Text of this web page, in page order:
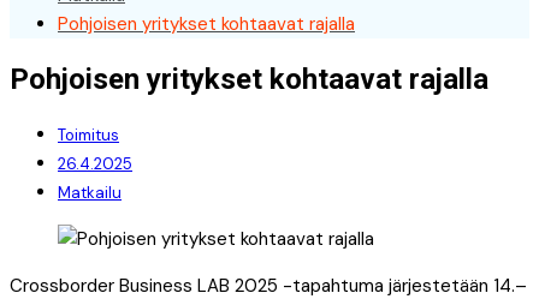
Pohjoisen yritykset kohtaavat rajalla
Pohjoisen yritykset kohtaavat rajalla
Toimitus
26.4.2025
Matkailu
Crossborder Business LAB 2025 -tapahtuma järjestetään 14.–